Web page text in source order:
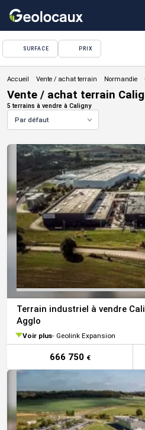
SURFACE PRIX
Vente / achat terrain
Vente / achat terrain
5 terrains à vendre à Caligny
Par défaut
Terrain industriel à vendre
Agglo
Voir plus Geolink Expansion
666 750 €